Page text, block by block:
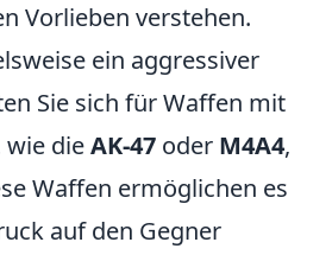
Vorlieben verstehen.
ein aggressiver
Sie sich für Waffen mit
wie dieAK-47 oder M4A4,
Waffen ermöglichen es
auf den Gegner